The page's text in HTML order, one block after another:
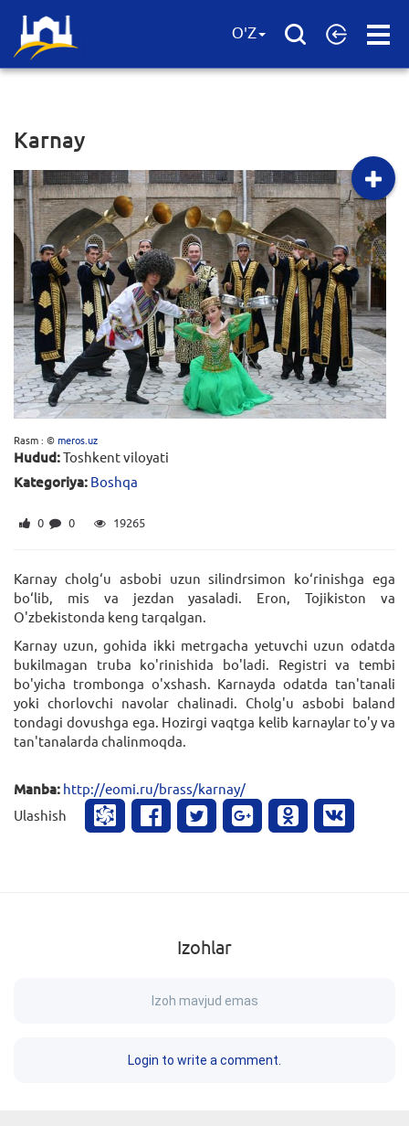
Open
O'Z
Karnay
Rasm : ©meros.uz
Hudud:Toshkent viloyati
Kategoriya: Boshqa
0 0 19265
Karnay сholg‘u asbobi uzun silindrsimon ko‘rinishga ega
bo‘lib, mis va jezdan yasaladi. Eron, Tojikiston va
O'zbekistonda keng tarqalgan.
Karnay uzun, gohida ikki metrgacha yetuvchi uzun odatda
bukilmagan truba ko'rinishida bo'ladi. Registri va tembi
bo'yicha trombonga o'xshash. Karnayda odatda tan'tanali
yoki chorlovchi navolar chalinadi. Cholg'u asbobi baland
tondagi dovushga ega. Hozirgi vaqtga kelib karnaylar to'y va
tan'tanalarda chalinmoqda.
Manba: http://eomi.ru/brass/karnay/
Ulashish
Izohlar
Izoh mavjud emas
Login to write a comment.